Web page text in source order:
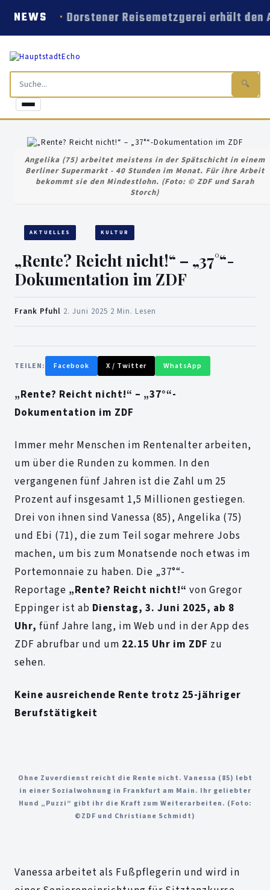
NEWS Dorstener Reisemetzgerei erhält den
🔍
Angelika (75) arbeitet meistens in der Spätschicht in einem
Berliner Supermarkt - 40 Stunden im Monat. Für ihre Arbeit
bekommt sie den Mindestlohn. (Foto: © ZDF und Sarah
Storch)
AKTUELLES KULTUR
„Rente? Reicht nicht!“ – „37°“-
Dokumentation im ZDF
Frank Pfuhl 2. Juni 2025 2 Min. Lesen
TEILEN: Facebook X / Twitter WhatsApp
„Rente? Reicht nicht!“ – „37°“-
Dokumentation im ZDF
Immer mehr Menschen im Rentenalter arbeiten,
um über die Runden zu kommen. In den
vergangenen fünf Jahren ist die Zahl um 25
Prozent auf insgesamt 1,5 Millionen gestiegen.
Drei von ihnen sind Vanessa (85), Angelika (75)
und Ebi (71), die zum Teil sogar mehrere Jobs
machen, um bis zum Monatsende noch etwas im
Portemonnaie zu haben. Die „37°“-
Reportage „Rente? Reicht nicht!“ von Gregor
Eppinger ist ab Dienstag, 3. Juni 2025, ab 8
Uhr, fünf Jahre lang, im Web und in der App des
ZDF abrufbar und um 22.15 Uhr im ZDF zu
sehen.
Keine ausreichende Rente trotz 25-jähriger
Berufstätigkeit
Ohne Zuverdienst reicht die Rente nicht. Vanessa (85) lebt
in einer Sozialwohnung in Frankfurt am Main. Ihr geliebter
Hund „Puzzi“ gibt ihr die Kraft zum Weiterarbeiten. (Foto:
©ZDF und Christiane Schmidt)
Vanessa arbeitet als Fußpflegerin und wird in